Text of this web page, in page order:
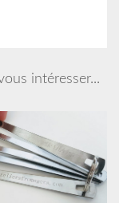
intéresser...